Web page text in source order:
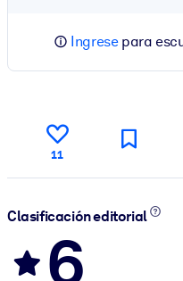
Ingresepara
11
Clasificación editorial
6